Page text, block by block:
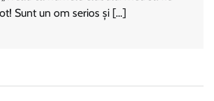
Sunt un om serios și […]